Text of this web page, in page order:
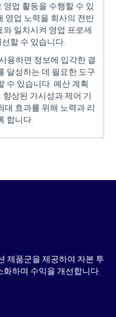
영업 활동을 수행할 수 있
영업 노력을 회사의 전반
와 일치시켜 영업 프로세
할 수 있습니다.
용하면 정보에 입각한 결
달성하는 데 필요한 도구
수 있습니다. 예산 계획
상된 가시성과 제어 기
대 효과를 위해 노력과 리
합니다.
제품군을 제공하여 자본 투
하며 수익을 개선합니다.